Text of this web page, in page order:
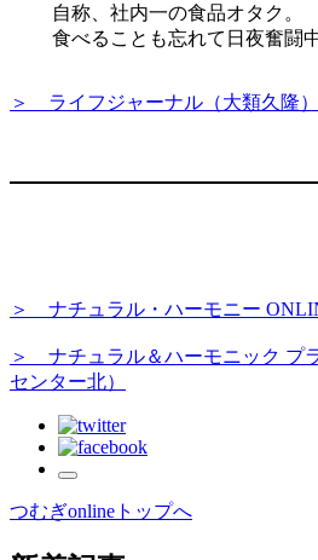
自称、社内一の食品オタク。
食べることも忘れて日夜奮闘
＞ ライフジャーナル（大類久隆
＞ ナチュラル・ハーモニー
＞ ナチュラル＆ハーモニック プ
センター北）
つむぎonlineトップへ